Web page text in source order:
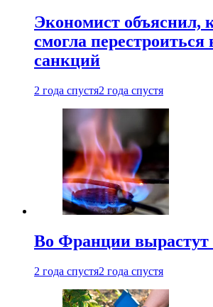
Экономист объяснил,
смогла перестроиться
санкций
2 года спустя2 года спустя
Во Франции вырастут
2 года спустя2 года спустя